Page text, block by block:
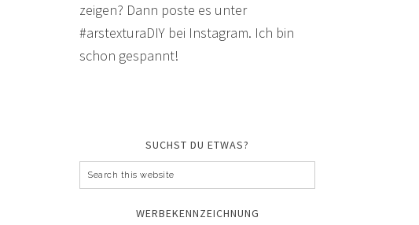
zeigen? Dann poste es unter
#arstexturaDIY bei Instagram. Ich bin
schon gespannt!
SUCHST DU ETWAS?
WERBEKENNZEICHNUNG